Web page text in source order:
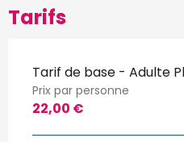
Tarifs
Tarif de base - Adulte
Prix par personne
22,00 €